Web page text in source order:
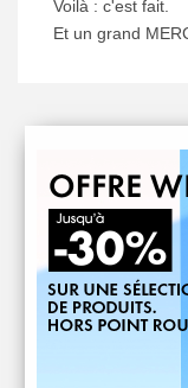
Voilà : c'est fait.
Et un grand